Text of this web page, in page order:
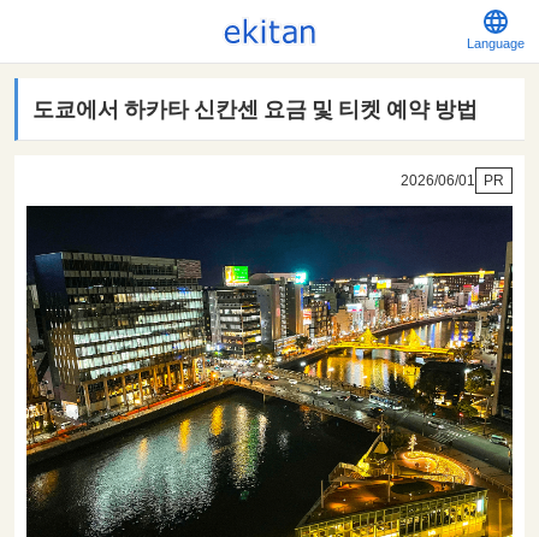
Language
도쿄에서 하카타 신칸센 요금 및 티켓 예약 방법
2026/06/01 PR